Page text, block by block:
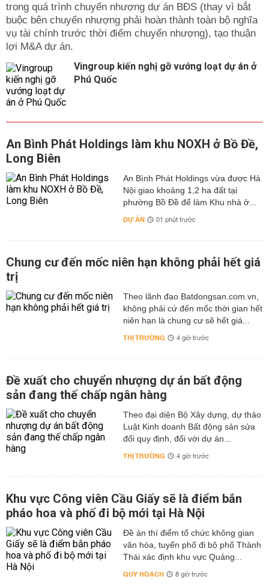
trong quá trình chuyển nhượng dự án BĐS (thay vì bắt
buộc bên chuyển nhượng phải hoàn thành toàn bộ nghĩa
vụ tài chính trước thời điểm chuyển nhượng), tạo thuận
lợi M&A dự án.
Vingroup kiến nghị gỡ vướng loạt dự án ở
Phú Quốc
An Bình Phát Holdings làm khu NOXH ở Bồ Đề,
Long Biên
An Bình Phát Holdings vừa được Hà
Nội giao khoảng 1,2 ha đất tại
phường Bồ Đề để làm Khu nhà ở...
DỰ ÁN 01 phút trước
Chung cư đến mốc niên hạn không phải hết giá
trị
Theo lãnh đạo Batdongsan.com.vn,
không phải cứ đến mốc thời gian hết
niên hạn là chung cư sẽ hết giá...
THỊ TRƯỜNG 4 giờ trước
Đề xuất cho chuyển nhượng dự án bất động
sản đang thế chấp ngân hàng
Theo đại diện Bộ Xây dựng, dự thảo
Luật Kinh doanh Bất động sản sửa
đổi quy định, đối với dự án...
THỊ TRƯỜNG 4 giờ trước
Khu vực Công viên Cầu Giấy sẽ là điểm bắn
pháo hoa và phố đi bộ mới tại Hà Nội
Đề án thí điểm tổ chức không gian
văn hóa, tuyến phố đi bộ phố Thành
Thái xác định khu vực Quảng...
QUY HOẠCH 8 giờ trước